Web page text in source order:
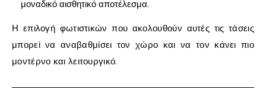
μοναδικό αισθητικό αποτέλεσμα.
Η επιλογή φωτιστικών που ακολουθούν αυτές τις τάσεις
μπορεί να αναβαθμίσει τον χώρο και να τον κάνει πιο
μοντέρνο και λειτουργικό.